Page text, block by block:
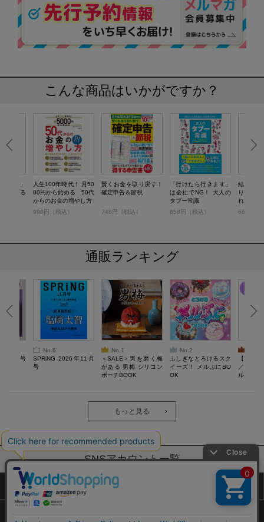
こんな商品はいかがですか？
け出」
らえる
人生100年時代！ 月50
00円から始める 50代
からのお金の増やし方
990円（税込）
賢くお金を取り戻す！
確定申告＆節税
748円（税込）
「行けたら行きます」
は会社でNG！ 大人の
タブー常識
858円（税込）
結局、
り 会社
れない
660円（
通販ランキング
10月号
No.6
SPRiNG 2026年11月
号
No.1
＜SALE＞男を磨く梅
がある 男梅 シリコン
ポーチBOOK
No.2
ふしぎなとろけるスク
イーズ！ メルぷにBO
OK
【
／Lサ
ル）【
労回復ウ
もっと見る
SNSアカウントー覧
サイトマップ